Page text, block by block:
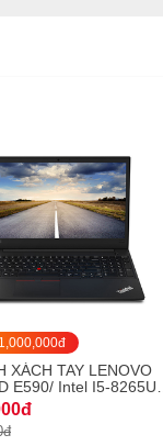
XÁCH TAY LENOVO
E590/ Intel I5-8265U
4GB DDR4/ 1TB
HD IPS/ 3CELL
PRO/ BLACK (ĐEN)